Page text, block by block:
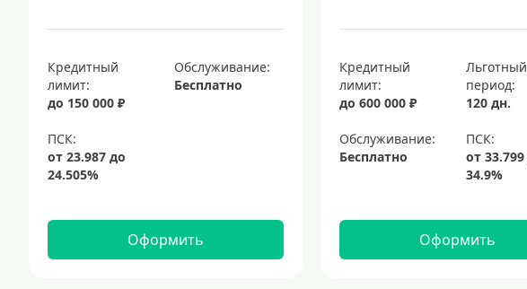
Кредитный
лимит:
до 150 000 ₽
Обслуживание:
Бесплатно
Оформить
Кредитный
лимит:
до 600 000 ₽
Льготный
период:
120 дн.
Обслуживание:
Бесплатно
Оформить